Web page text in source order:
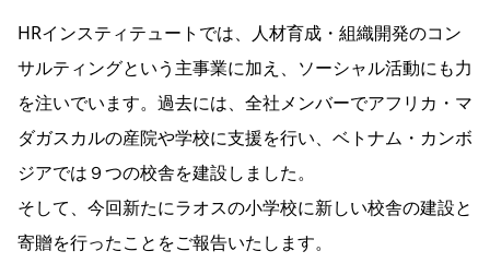
HRインスティテュートでは、人材育成・組織開発のコン
サルティングという主事業に加え、ソーシャル活動にも力
を注いでいます。過去には、全社メンバーでアフリカ・マ
ダガスカルの産院や学校に支援を行い、ベトナム・カンボ
ジアでは９つの校舎を建設しました。
そして、今回新たにラオスの小学校に新しい校舎の建設と
寄贈を行ったことをご報告いたします。